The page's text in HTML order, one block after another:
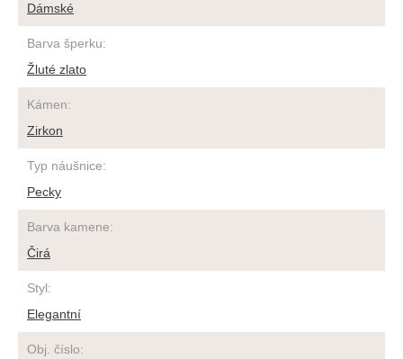
Dámské
Barva šperku:
Žluté zlato
Kámen:
Zirkon
Typ náušnice:
Pecky
Barva kamene:
Čirá
Styl:
Elegantní
Obj. číslo: